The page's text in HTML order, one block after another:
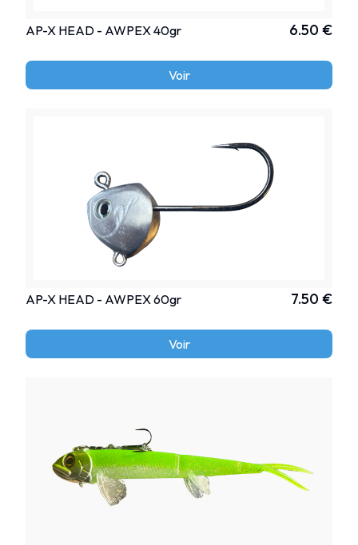
AP-X HEAD - AWPEX 40gr 6.50 €
Voir
AP-X HEAD - AWPEX 60gr 7.50 €
Voir